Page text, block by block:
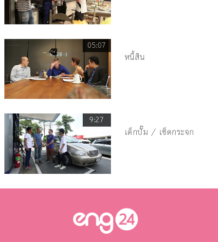
05:07
หนี้สิน
9:27
เด็กปั๊ม / เช็ดกระจก